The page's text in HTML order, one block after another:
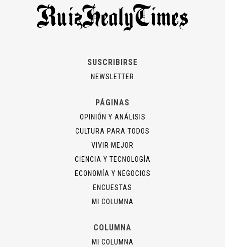
SUSCRIBIRSE
NEWSLETTER
PÁGINAS
OPINIÓN Y ANÁLISIS
CULTURA PARA TODOS
VIVIR MEJOR
CIENCIA Y TECNOLOGÍA
ECONOMÍA Y NEGOCIOS
ENCUESTAS
MI COLUMNA
COLUMNA
MI COLUMNA